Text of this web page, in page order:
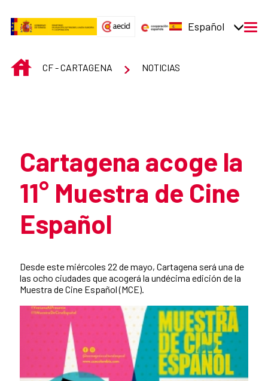
Español
INICIOCF - CARTAGENA NOTICIAS
Cartagena acoge la
11° Muestra de Cine
Español
Desde este miércoles 22 de mayo, Cartagena será una de
las ocho ciudades que acogerá la undécima edición de la
Muestra de Cine Español (MCE).